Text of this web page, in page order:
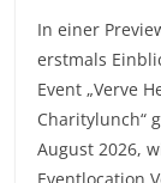
In einer
erstmals
Event „Verve
Charitylunch“
August 2026,